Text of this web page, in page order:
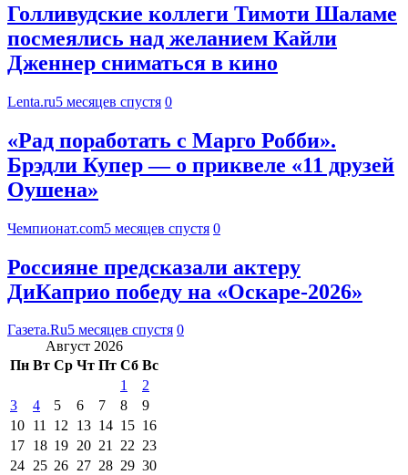
Голливудские коллеги Тимоти Шаламе
посмеялись над желанием Кайли
Дженнер сниматься в кино
Lenta.ru5 месяцев спустя 0
«Рад поработать с Марго Робби».
Брэдли Купер — о приквеле «11 друзей
Оушена»
Чемпионат.com5 месяцев спустя 0
Россияне предсказали актеру
ДиКаприо победу на «Оскаре-2026»
Газета.Ru5 месяцев спустя 0
Август 2026
Пн Вт Ср Чт Пт Сб Вс
1
2
3
4 5 6 7 8
9
10 11 12 13 14 15 16
17 18 19 20 21 22 23
24 25 26 27 28 29 30